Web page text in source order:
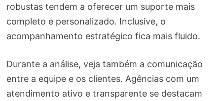
robustas tendem a oferecer um suporte mais
completo e personalizado. Inclusive, o
acompanhamento estratégico fica mais fluido.
Durante a análise, veja também a comunicação
entre a equipe e os clientes. Agências com um
atendimento ativo e transparente se destacam